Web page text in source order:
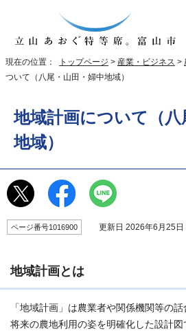
現在の位置： トップページ > 産業・ビジネス >
ついて（八尾・山田・婦中地域）
地域計画について（八
地域）
ページ番号1016900 更新日 2026年6月25日
地域計画とは
「地域計画」は農業者や関係機関等の
将来の農地利用の姿を明確化した設計